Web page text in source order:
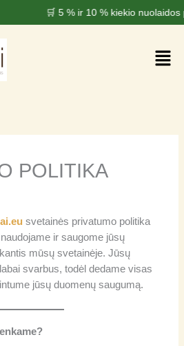
🛒 5 % ir 10 % kiekio nuolaidos
POLITIKA
svetainės privatumo politika
ir saugome jūsų
mūsų svetainėje. Jūsų
svarbus, todėl dedame visas
jūsų duomenų saugumą.